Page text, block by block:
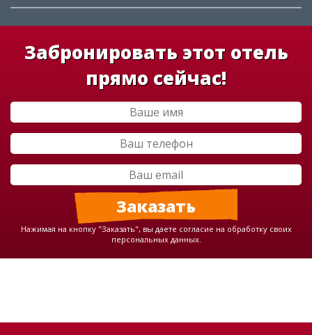
Забронировать этот отель
прямо сейчас!
Нажимая на кнопку "Заказать", вы даете согласие на обработку своих
персональных данных.